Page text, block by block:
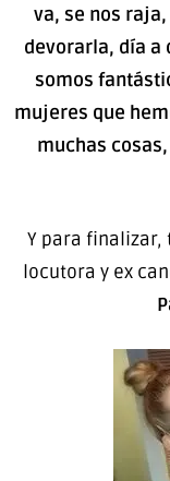
va, se nos
devorarla, día a
somos
mujeres que
muchas
Y para finalizar,
locutora y ex